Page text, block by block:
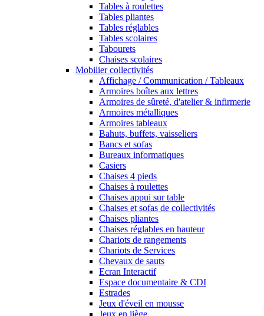
Tables à roulettes
Tables pliantes
Tables réglables
Tables scolaires
Tabourets
Chaises scolaires
Mobilier collectivités
Affichage / Communication / Tableaux
Armoires boîtes aux lettres
Armoires de sûreté, d'atelier & infirmerie
Armoires métalliques
Armoires tableaux
Bahuts, buffets, vaisseliers
Bancs et sofas
Bureaux informatiques
Casiers
Chaises 4 pieds
Chaises à roulettes
Chaises appui sur table
Chaises et sofas de collectivités
Chaises pliantes
Chaises réglables en hauteur
Chariots de rangements
Chariots de Services
Chevaux de sauts
Ecran Interactif
Espace documentaire & CDI
Estrades
Jeux d'éveil en mousse
Jeux en liège